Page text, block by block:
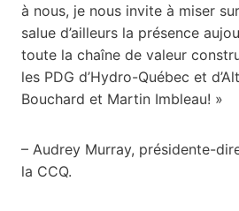
à nous, je nous invite à miser
salue d’ailleurs la présence
toute la chaîne de valeur
les PDG d’Hydro-Québec et
Bouchard et Martin Imbleau! »
– Audrey Murray, présidente-
la CCQ.